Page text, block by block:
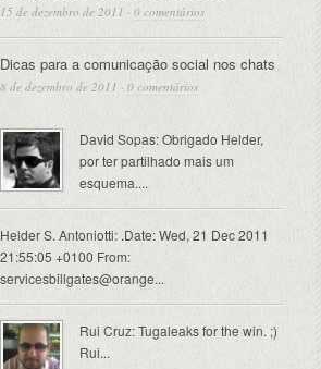
15 de dezembro de 2011 · 0 comentários
Dicas para a comunicação social nos chats
8 de dezembro de 2011 · 0 comentários
David Sopas: Obrigado Helder,
por ter partilhado mais um
esquema....
Helder S. Antoniotti: .Date: Wed, 21 Dec 2011
21:55:05 +0100 From:
servicesbillgates@orange...
Rui Cruz: Tugaleaks for the win. ;)
Rui...